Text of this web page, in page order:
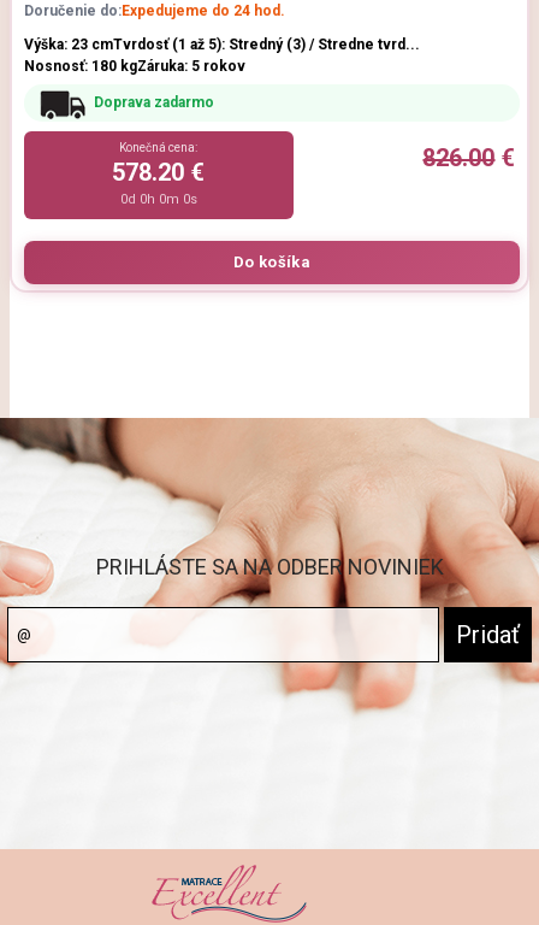
Doručenie do:Expedujeme do 24 hod.
Výška: 23 cmTvrdosť (1 až 5): Stredný (3) / Stredne tvrd...
Nosnosť: 180 kgZáruka: 5 rokov
Doprava zadarmo
826.00€
Konečná cena:
578.20 €
0d 0h 0m 0s
PRIHLÁSTE SA NA ODBER NOVINIEK